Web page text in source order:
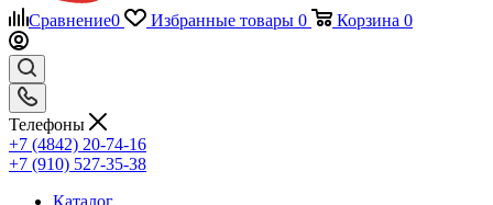
Сравнение0 Избранные товары 0 Корзина 0
Телефоны
+7 (4842) 20-74-16
+7 (910) 527-35-38
Каталог